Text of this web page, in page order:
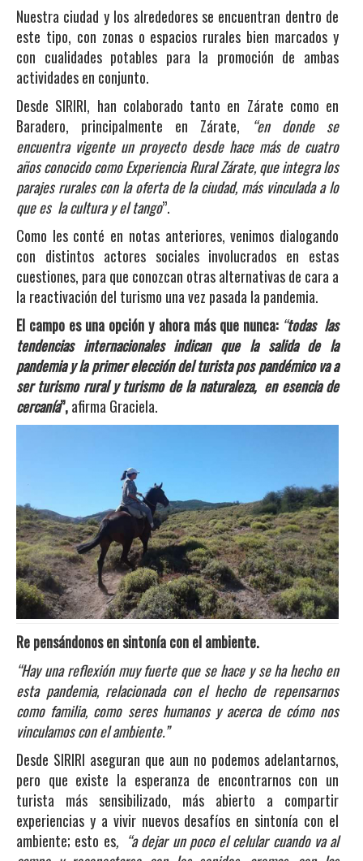
Nuestra ciudad y los alrededores se encuentran dentro de
este tipo, con zonas o espacios rurales bien marcados y
con cualidades potables para la promoción de ambas
actividades en conjunto.
Desde SIRIRI, han colaborado tanto en Zárate como en
Baradero, principalmente en Zárate,
“en donde se
encuentra vigente un proyecto desde hace más de cuatro
años conocido como Experiencia Rural Zárate, que integra los
parajes rurales con la oferta de la ciudad, más vinculada a lo
que es la cultura y el tango”.
Como les conté en notas anteriores, venimos dialogando
con distintos actores sociales involucrados en estas
cuestiones, para que conozcan otras alternativas de cara a
la reactivación del turismo una vez pasada la pandemia.
El campo es una opción y ahora más que nunca: “todas las
tendencias internacionales indican que la salida de la
pandemia y la primer elección del turista pos pandémico va a
ser turismo rural y turismo de la naturaleza, en esencia de
cercanía”,afirma Graciela.
Re pensándonos en sintonía con el ambiente.
“Hay una reflexión muy fuerte que se hace y se ha hecho en
esta pandemia, relacionada con el hecho de repensarnos
como familia, como seres humanos y acerca de cómo nos
vinculamos con el ambiente.”
Desde SIRIRI aseguran que aun no podemos adelantarnos,
pero que existe la esperanza de encontrarnos con un
turista más sensibilizado, más abierto a compartir
experiencias y a vivir nuevos desafíos en sintonía con el
ambiente; esto es, “a dejar un poco el celular cuando va al